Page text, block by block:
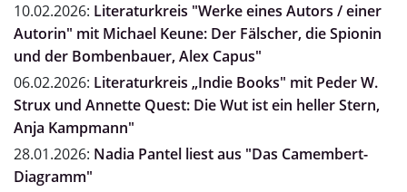
10.02.2026: Literaturkreis "Werke eines Autors / einer
Autorin" mit Michael Keune: Der Fälscher, die Spionin
und der Bombenbauer, Alex Capus"
06.02.2026: Literaturkreis „Indie Books" mit Peder W.
Strux und Annette Quest: Die Wut ist ein heller Stern,
Anja Kampmann"
28.01.2026: Nadia Pantel liest aus "Das Camembert-
Diagramm"